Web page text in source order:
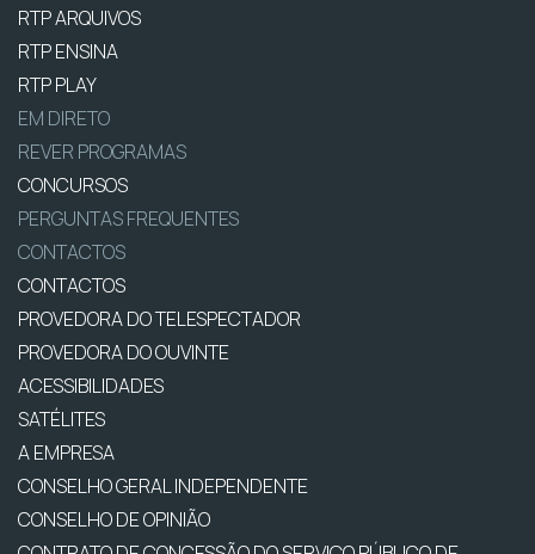
RTP ARQUIVOS
RTP ENSINA
RTP PLAY
EM DIRETO
REVER PROGRAMAS
CONCURSOS
PERGUNTAS FREQUENTES
CONTACTOS
CONTACTOS
PROVEDORA DO TELESPECTADOR
PROVEDORA DO OUVINTE
ACESSIBILIDADES
SATÉLITES
A EMPRESA
CONSELHO GERAL INDEPENDENTE
CONSELHO DE OPINIÃO